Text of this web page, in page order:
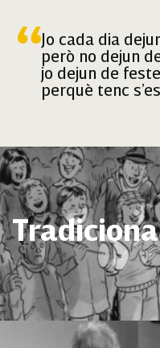
Jo cada dia
però no dejun
jo dejun de
perquè tenc